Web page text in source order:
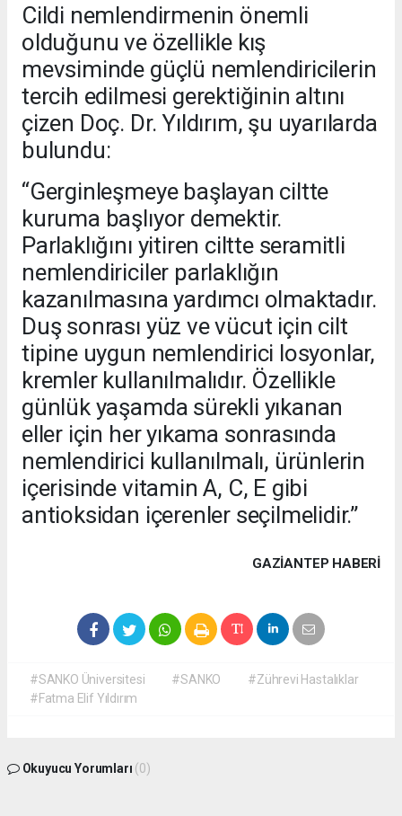
Cildi nemlendirmenin önemli
olduğunu ve özellikle kış
mevsiminde güçlü nemlendiricilerin
tercih edilmesi gerektiğinin altını
çizen Doç. Dr. Yıldırım, şu uyarılarda
bulundu:
“Gerginleşmeye başlayan ciltte
kuruma başlıyor demektir.
Parlaklığını yitiren ciltte seramitli
nemlendiriciler parlaklığın
kazanılmasına yardımcı olmaktadır.
Duş sonrası yüz ve vücut için cilt
tipine uygun nemlendirici losyonlar,
kremler kullanılmalıdır. Özellikle
günlük yaşamda sürekli yıkanan
eller için her yıkama sonrasında
nemlendirici kullanılmalı, ürünlerin
içerisinde vitamin A, C, E gibi
antioksidan içerenler seçilmelidir.”
GAZIANTEP HABERİ
#SANKO Üniversitesi #SANKO
#Zührevi Hastalıklar
#Fatma Elif Yıldırım
Okuyucu Yorumları (0)